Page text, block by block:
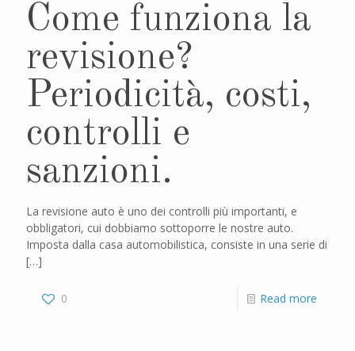
Come funziona la
revisione?
Periodicità, costi,
controlli e
sanzioni.
La revisione auto è uno dei controlli più importanti, e
obbligatori, cui dobbiamo sottoporre le nostre auto.
Imposta dalla casa automobilistica, consiste in una serie di
[…]
0 Read more